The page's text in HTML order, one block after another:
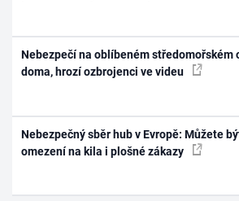
Nebezpečí na oblíbeném středomořském
doma, hrozí ozbrojenci ve videu
Nebezpečný sběr hub v Evropě: Můžete
omezení na kila i plošné zákazy